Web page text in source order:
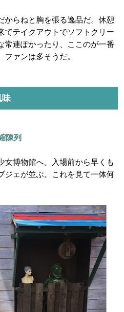
からねと胸を張る逸品だ。休憩
てテイクアウトでソフトクリー
常連ぽかったり、ここのが一番
ァンは多そうだ。
味
陳列
女博物館へ。入場前から早くも
ジェが並ぶ。これを見て一体何